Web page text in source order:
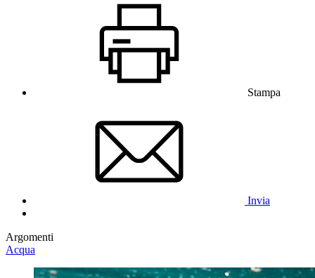
Stampa
Invia
Argomenti
Acqua